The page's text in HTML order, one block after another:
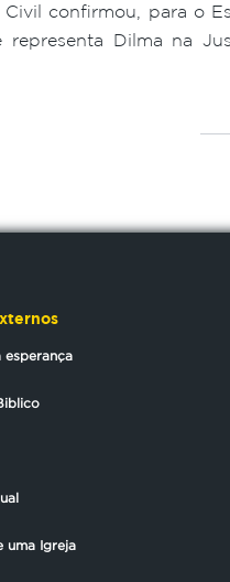
confirmou, para o
Dilma na
esperança
uma Igreja